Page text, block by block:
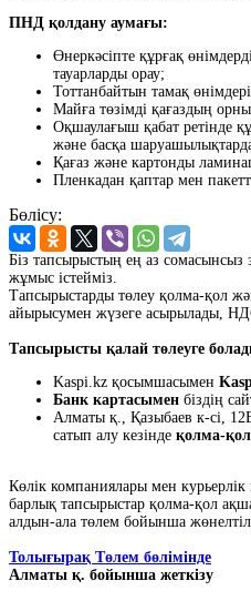
ПНД қолдану аумағы:
Өнеркәсіпте құрғақ
тауарларды орау;
Тоттанбайтын тамақ
Майға төзімді қағаздың
Оқшаулағыш қабат ретінде
және басқа
Қағаз және картонды
Пленкадан қаптар мен
Бөлісу:
Біз тапсырыстың ең аз
жұмыс істейміз.
Тапсырыстарды төлеу қолма-қол
айырысумен жүзеге асырылады,
Тапсырысты қалай төлеуге
Kaspi.kz қосымшасымен
Банк картасымен біздің
Алматы қ., Қазыбаев к-сі,
сатып алу кезінде қолма-
Көлік компаниялары мен курьерлік
барлық тапсырыстар қолма-қол
алдын-ала төлем бойынша
Толығырақ Төлем бөлімінде
Алматы қ. бойынша жеткізу